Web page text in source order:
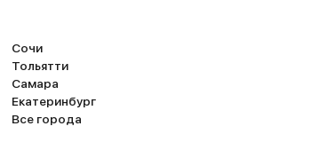
Сочи
Тольятти
Самара
Екатеринбург
Все города